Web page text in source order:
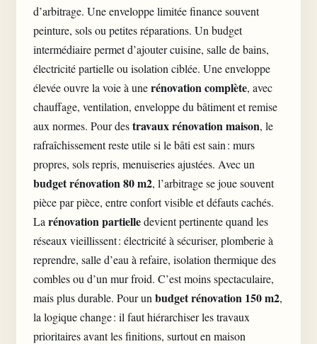
d’arbitrage. Une enveloppe limitée finance souvent
peinture, sols ou petites réparations. Un budget
intermédiaire permet d’ajouter cuisine, salle de bains,
électricité partielle ou isolation ciblée. Une enveloppe
élevée ouvre la voie à unerénovation complète, avec
chauffage, ventilation, enveloppe du bâtiment et remise
aux normes. Pour destravaux rénovation maison, le
rafraîchissement reste utile si le bâti est sain : murs
propres, sols repris, menuiseries ajustées. Avec un
budget rénovation 80 m2, l’arbitrage se joue souvent
pièce par pièce, entre confort visible et défauts cachés.
La rénovation partielledevient pertinente quand les
réseaux vieillissent : électricité à sécuriser, plomberie à
reprendre, salle d’eau à refaire, isolation thermique des
combles ou d’un mur froid. C’est moins spectaculaire,
mais plus durable. Pour un budget rénovation 150 m2,
la logique change : il faut hiérarchiser les travaux
prioritaires avant les finitions, surtout en maison